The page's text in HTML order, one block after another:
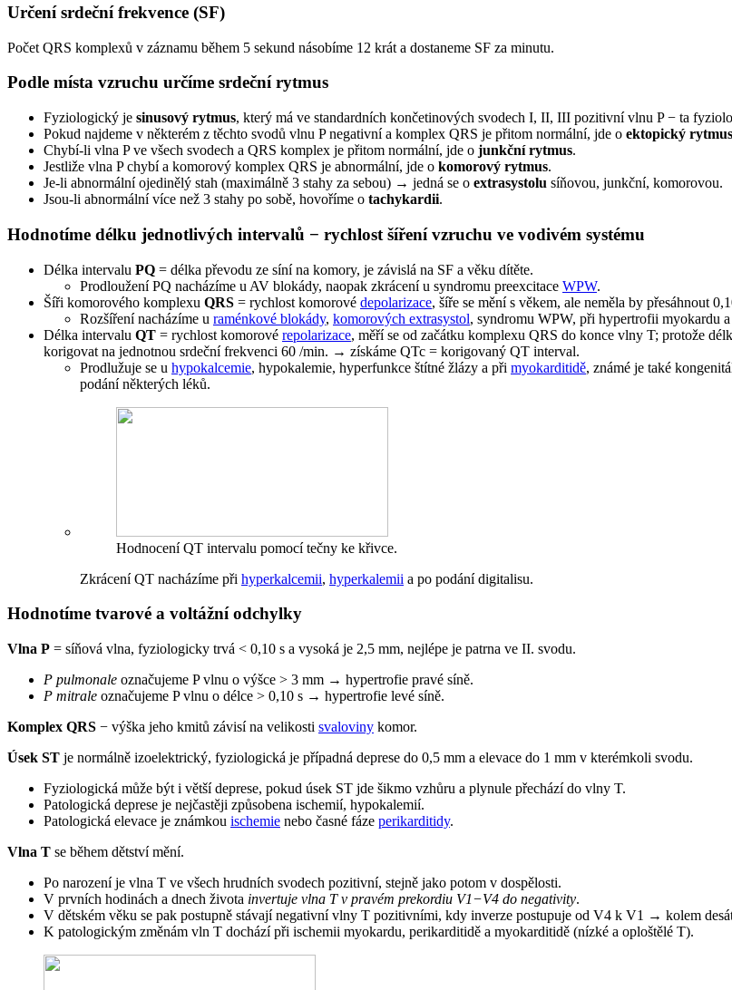
Určení srdeční frekvence (SF)
Počet QRS komplexů v záznamu během 5 sekund násobíme 12 krát a dostaneme SF za minutu.
Podle místa vzruchu určíme srdeční rytmus
Fyziologický je sinusový rytmus, který má ve standardních končetinových svodech I, II, III pozitivní vlnu P − ta
Pokud najdeme v některém z těchto svodů vlnu P negativní a komplex QRS je přitom normální, jde o ektopický rytmus
Chybí-li vlna P ve všech svodech a QRS komplex je přitom normální, jde o junkční rytmus.
Jestliže vlna P chybí a komorový komplex QRS je abnormální, jde o komorový rytmus.
Je-li abnormální ojedinělý stah (maximálně 3 stahy za sebou) → jedná se o extrasystolu síňovou, junkční, komorovou.
Jsou-li abnormální více než 3 stahy po sobě, hovoříme o tachykardii.
Hodnotíme délku jednotlivých intervalů − rychlost šíření vzruchu ve vodivém systému
Délka intervalu PQ = délka převodu ze síní na komory, je závislá na SF a věku dítěte.
Prodloužení PQ nacházíme u AV blokády, naopak zkrácení u syndromu preexcitace WPW.
Šíři komorového komplexu QRS = rychlost komorové depolarizace, šíře se mění s věkem, ale neměla by přesáhnout
Rozšíření nacházíme u raménkové blokády, komorových extrasystol, syndromu WPW, při hypertrofii myokardu
Délka intervalu QT = rychlost komorové repolarizace, měří se od začátku komplexu QRS do konce vlny T; protože
korigovat na jednotnou srdeční frekvenci 60 /min. → získáme QTc = korigovaný QT interval.
Prodlužuje se u hypokalcemie, hypokalemie, hyperfunkce štítné žlázy a při myokarditidě, známé je také
podání některých léků.
Hodnocení QT intervalu pomocí tečny ke křivce.
Zkrácení QT nacházíme při hyperkalcemii, hyperkalemii a po podání digitalisu.
Hodnotíme tvarové a voltážní odchylky
Vlna P = síňová vlna, fyziologicky trvá < 0,10 s a vysoká je 2,5 mm, nejlépe je patrna ve II. svodu.
P pulmonale označujeme P vlnu o výšce > 3 mm → hypertrofie pravé síně.
P mitrale označujeme P vlnu o délce > 0,10 s → hypertrofie levé síně.
Komplex QRS − výška jeho kmitů závisí na velikosti svaloviny komor.
Úsek ST je normálně izoelektrický, fyziologická je případná deprese do 0,5 mm a elevace do 1 mm v kterémkoli svodu.
Fyziologická může být i větší deprese, pokud úsek ST jde šikmo vzhůru a plynule přechází do vlny T.
Patologická deprese je nejčastěji způsobena ischemií, hypokalemií.
Patologická elevace je známkou ischemie nebo časné fáze perikarditidy.
Vlna T se během dětství mění.
Po narození je vlna T ve všech hrudních svodech pozitivní, stejně jako potom v dospělosti.
V prvních hodinách a dnech života invertuje vlna T v pravém prekordiu V1−V4 do negativity.
V dětském věku se pak postupně stávají negativní vlny T pozitivními, kdy inverze postupuje od V4 k V1 → kolem
K patologickým změnám vln T dochází při ischemii myokardu, perikarditidě a myokarditidě (nízké a oploštělé T).